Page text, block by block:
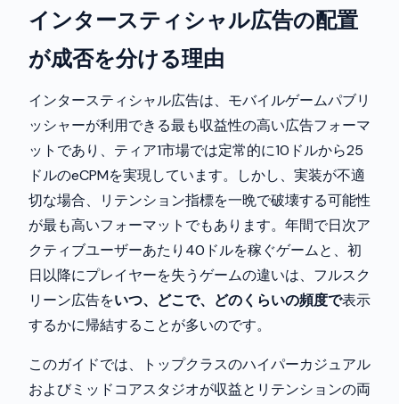
インタースティシャル広告の配置
が成否を分ける理由
インタースティシャル広告は、モバイルゲームパブリ
ッシャーが利用できる最も収益性の高い広告フォーマ
ットであり、ティア1市場では定常的に10ドルから25
ドルのeCPMを実現しています。しかし、実装が不適
切な場合、リテンション指標を一晩で破壊する可能性
が最も高いフォーマットでもあります。年間で日次ア
クティブユーザーあたり40ドルを稼ぐゲームと、初
日以降にプレイヤーを失うゲームの違いは、フルスク
リーン広告をいつ、どこで、どのくらいの頻度で表示
するかに帰結することが多いのです。
このガイドでは、トップクラスのハイパーカジュアル
およびミッドコアスタジオが収益とリテンションの両